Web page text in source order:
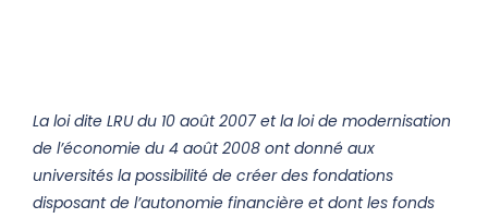
La loi dite LRU du 10 août 2007 et la loi de modernisation
de l’économie du 4 août 2008 ont donné aux
universités la possibilité de créer des fondations
disposant de l’autonomie financière et dont les fonds